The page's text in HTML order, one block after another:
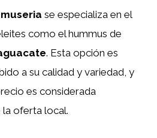
se especializa en el
como el hummus de
. Esta opción es
a su calidad y variedad, y
es considerada
oferta local.